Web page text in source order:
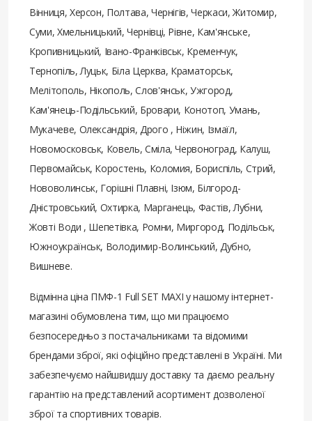
Вінниця, Херсон, Полтава, Чернігів, Черкаси, Житомир,
Суми, Хмельницький, Чернівці, Рівне, Кам'янське,
Кропивницький, Івано-Франківськ, Кременчук,
Тернопіль, Луцьк, Біла Церква, Краматорськ,
Мелітополь, Нікополь, Слов'янськ, Ужгород,
Кам'янець-Подільський, Бровари, Конотоп, Умань,
Мукачеве, Олександрія, Дрого , Ніжин, Ізмаїл,
Новомосковськ, Ковель, Сміла, Червоноград, Калуш,
Первомайськ, Коростень, Коломия, Бориспіль, Стрий,
Нововолинськ, Горішні Плавні, Ізюм, Білгород-
Дністровський, Охтирка, Марганець, Фастів, Лубни,
Жовті Води , Шепетівка, Ромни, Миргород, Подільськ,
Южноукраїнськ, Володимир-Волинський, Дубно,
Вишневе.
Відмінна ціна ПМФ-1 Full SET MAXI у нашому інтернет-
магазині обумовлена ​​тим, що ми працюємо
безпосередньо з постачальниками та відомими
брендами зброї, які офіційно представлені в Україні. Ми
забезпечуємо найшвидшу доставку та даємо реальну
гарантію на представлений асортимент дозволеної
зброї та спортивних товарів.